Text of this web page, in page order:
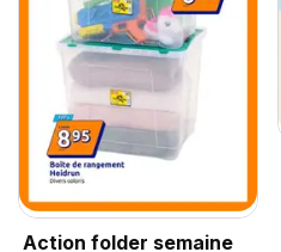
Action folder semaine